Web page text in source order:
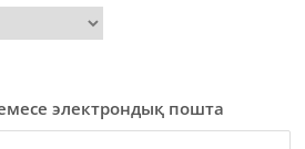
электрондық пошта